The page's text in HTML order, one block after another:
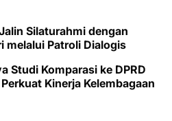
Silaturahmi dengan
melalui Patroli Dialogis
Studi Komparasi ke DPRD
Kinerja Kelembagaan